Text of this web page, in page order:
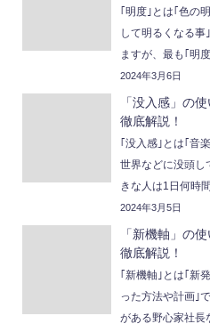
｢明度｣とは｢色の
して明るくなる事
ますが、最も｢明度
2024年3月6日
「没入感」の
徹底解説！
｢没入感｣とは｢音
世界などに没頭し
きな人は1日何時間
2024年3月5日
「新機軸」の
徹底解説！
｢新機軸｣とは｢新
った方法や計画｣
がある野心家社長